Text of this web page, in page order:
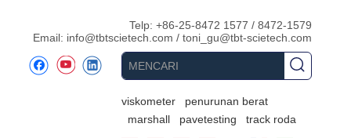
Telp: +86-25-8472 1577 / 8472-1579
Email: info@tbtscietech.com / toni_gu@tbt-scietech.com
viskometer
penurunan berat
marshall
pavetesting track roda